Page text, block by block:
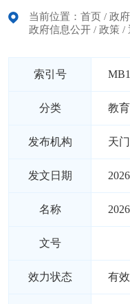
当前位置： 首页 / 政
政府信息公开 / 政策 /
索引号
分类 教育
发布机构 天
发文日期
名称
文号
效力状态 有效